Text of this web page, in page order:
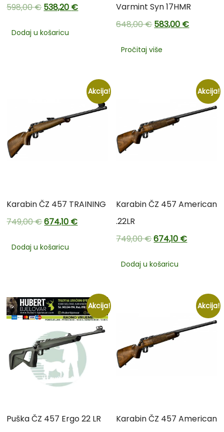
598,00€538,20 €
Dodaj u košaricu
Varmint Syn 17HMR
648,00€583,00 €
Pročitaj više
Akcija!
Karabin ČZ 457 TRAINING
749,00€674,10 €
Dodaj u košaricu
Akcija!
Karabin ČZ 457 American
.22LR
749,00€674,10 €
Dodaj u košaricu
Akcija!
Puška ČZ 457 Ergo 22 LR
Akcija!
Karabin ČZ 457 American